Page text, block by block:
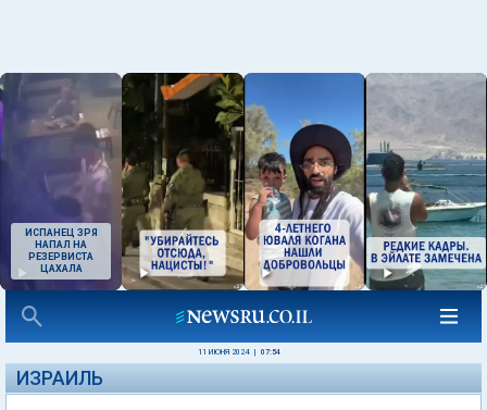
ИСПАНЕЦ ЗРЯ
НАПАЛ НА
РЕЗЕРВИСТА
ЦАХАЛА
11 ИЮНЯ 2024 07:54
ИЗРАИЛЬ